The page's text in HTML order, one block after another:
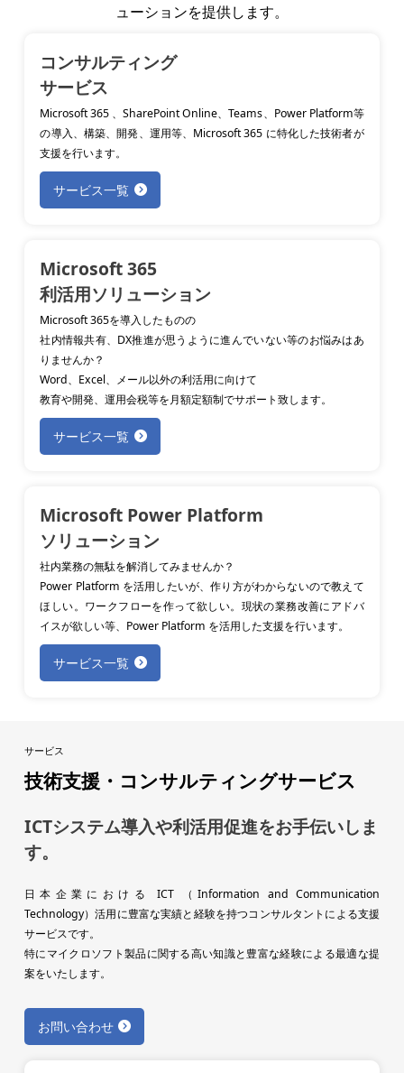
ューションを提供します。
コンサルティング
サービス
Microsoft 365 、SharePoint Online、Teams、Power Platform等
の導入、構築、開発、運用等、Microsoft 365 に特化した技術者が
支援を行います。
サービス一覧
Microsoft 365
利活用ソリューション
Microsoft 365を導入したものの
社内情報共有、DX推進が思うように進んでいない等のお悩みはあ
りませんか？
Word、Excel、メール以外の利活用に向けて
教育や開発、運用会税等を月額定額制でサポート致します。
サービス一覧
Microsoft Power Platform
ソリューション
社内業務の無駄を解消してみませんか？
Power Platform を活用したいが、作り方がわからないので教えて
ほしい。ワークフローを作って欲しい。現状の業務改善にアドバ
イスが欲しい等、Power Platform を活用した支援を行います。
サービス一覧
サービス
技術支援・コンサルティングサービス
ICTシステム導入や利活用促進をお手伝いしま
す。
日本企業における ICT （Information and Communication
Technology）活用に豊富な実績と経験を持つコンサルタントによる支援
サービスです。
特にマイクロソフト製品に関する高い知識と豊富な経験による最適な提
案をいたします。
お問い合わせ